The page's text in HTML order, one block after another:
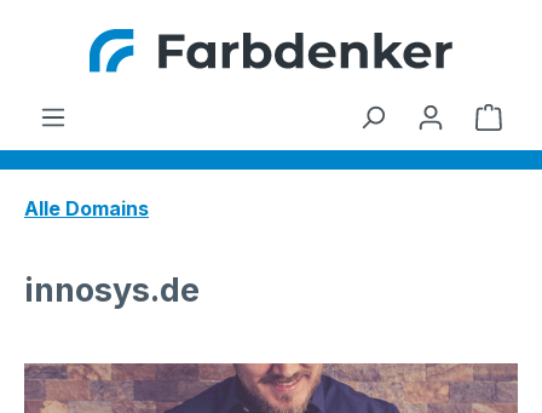
Zum Hauptinhalt springen
Alle Domains
innosys.de